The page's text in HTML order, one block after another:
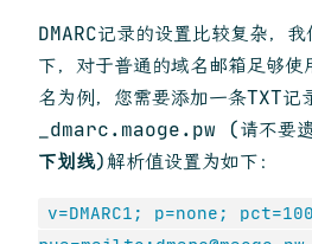
DMARC记录的设置比较复杂，
下，对于普通的域名邮箱足够
名为例，您需要添加一条TXT记
_dmarc.maoge.pw (请不要
下划线)解析值设置为如下：
v=DMARC1; p=none;